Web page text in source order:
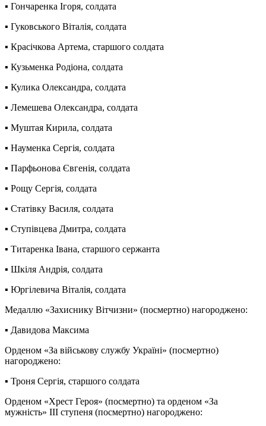
▪️ Гончаренка Ігоря, солдата
▪️ Гуковського Віталія, солдата
▪️ Красічкова Артема, старшого солдата
▪️ Кузьменка Родіона, солдата
▪️ Кулика Олександра, солдата
▪️ Лемешева Олександра, солдата
▪️ Муштая Кирила, солдата
▪️ Науменка Сергія, солдата
▪️ Парфьонова Євгенія, солдата
▪️ Рощу Сергія, солдата
▪️ Статівку Василя, солдата
▪️ Ступівцева Дмитра, солдата
▪️ Титаренка Івана, старшого сержанта
▪️ Шкіля Андрія, солдата
▪️ Юргілевича Віталія, солдата
Медаллю «Захиснику Вітчизни» (посмертно) нагороджено:
▪️ Давидова Максима
Орденом «За військову службу Україні» (посмертно)
нагороджено:
▪️ Троня Сергія, старшого солдата
Орденом «Хрест Героя» (посмертно) та орденом «За
мужність» III ступеня (посмертно) нагороджено: